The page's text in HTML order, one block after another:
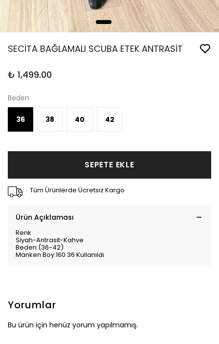
SECİTA BAĞLAMALI SCUBA ETEK ANTRASİT
₺ 1,499.00
Beden
36 38 40 42
SEPETE EKLE
Tüm Ürünlerde Ücretsiz Kargo
Ürün Açıklaması
Renk
Siyah-Antrasit-Kahve
Beden:(36-42)
Manken Boy:160 36 Kullanıldı
Yorumlar
Bu ürün için henüz yorum yapılmamış.